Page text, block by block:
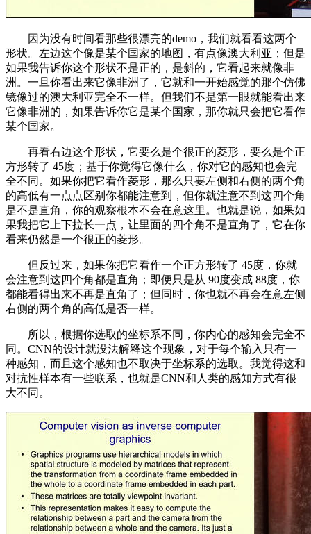
因为没有时间看那些很漂亮的demo，我们就看看这两个
形状。左边这个像是某个国家的地图，有点像澳大利亚；但是
如果我告诉你这个形状不是正的，是斜的，它看起来就像非
洲。一旦你看出来它像非洲了，它就和一开始感觉的那个仿佛
镜像过的澳大利亚完全不一样。但我们不是第一眼就能看出来
它像非洲的，如果告诉你它是某个国家，那你就只会把它看作
某个国家。
再看右边这个形状，它要么是个很正的菱形，要么是个正
方形转了 45度；基于你觉得它像什么，你对它的感知也会完
全不同。如果你把它看作菱形，那么只要左侧和右侧的两个角
的高低有一点点区别你都能注意到，但你就注意不到这四个角
是不是直角，你的观察根本不会在意这里。也就是说，如果如
果我把它上下拉长一点，让里面的四个角不是直角了，它在你
看来仍然是一个很正的菱形。
但反过来，如果你把它看作一个正方形转了 45度，你就
会注意到这四个角都是直角；即便只是从 90度变成 88度，你
都能看得出来不再是直角了；但同时，你也就不再会在意左侧
右侧的两个角的高低是否一样。
所以，根据你选取的坐标系不同，你内心的感知会完全不
同。CNN的设计就没法解释这个现象，对于每个输入只有一
种感知，而且这个感知也不取决于坐标系的选取。我觉得这和
对抗性样本有一些联系，也就是CNN和人类的感知方式有很
大不同。